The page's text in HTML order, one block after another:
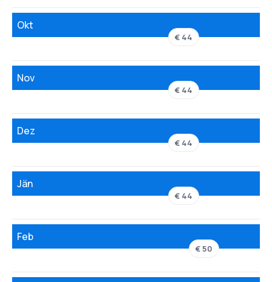
Okt
€ 44
Nov
€ 44
Dez
€ 44
Jän
€ 44
Feb
€ 50